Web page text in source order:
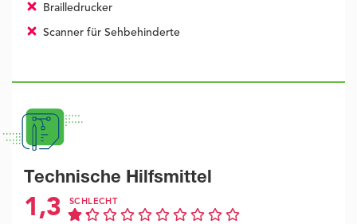
Brailledrucker
Scanner für Sehbehinderte
Technische Hilfsmittel
1,3 SCHLECHT